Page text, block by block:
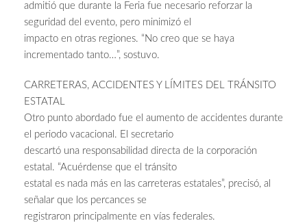
admitió que durante la Feria fue necesario reforzar la
seguridad del evento, pero minimizó el
impacto en otras regiones. “No creo que se haya
incrementado tanto…”, sostuvo.
CARRETERAS, ACCIDENTES Y LÍMITES DEL TRÁNSITO
ESTATAL
Otro punto abordado fue el aumento de accidentes durante
el periodo vacacional. El secretario
descartó una responsabilidad directa de la corporación
estatal. “Acuérdense que el tránsito
estatal es nada más en las carreteras estatales”, precisó, al
señalar que los percances se
registraron principalmente en vías federales.